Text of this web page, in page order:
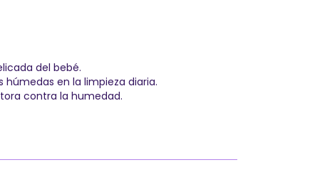
del bebé.
húmedas en la limpieza diaria.
contra la humedad.